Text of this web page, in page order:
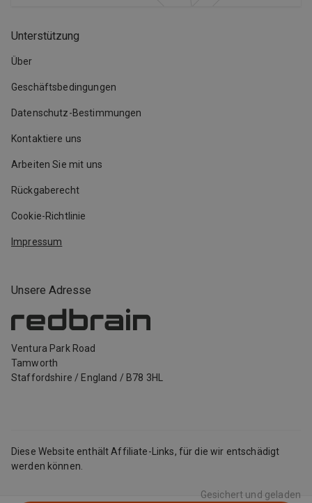
Unsere Adresse
Ventura Park Road
Tamworth
Staffordshire / England / B78 3HL
Unterstützung
Über
Geschäftsbedingungen
Datenschutz-Bestimmungen
Kontaktiere uns
Arbeiten Sie mit uns
Rückgaberecht
Cookie-Richtlinie
Impressum
Diese Website enthält Affiliate-Links, für die wir entschädigt
werden können.
Gesichert und geladen